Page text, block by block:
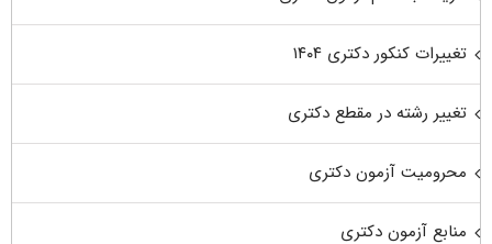
تغییرات کنکور دکتری ۱۴۰۴
تغییر رشته در مقطع دکتری
محرومیت آزمون دکتری
منابع آزمون دکتری